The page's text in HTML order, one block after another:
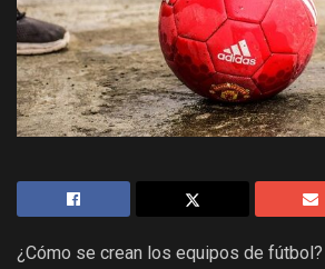
¿Cómo se crean los equipos de fútbol?